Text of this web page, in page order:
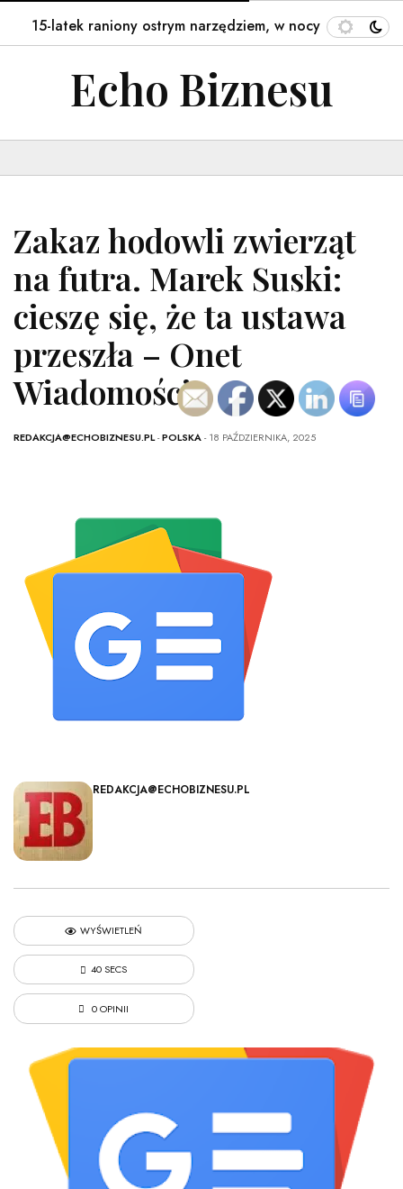
15-latek raniony ostrym narzędziem, w nocy przeszedł
Echo Biznesu
Zakaz hodowli zwierząt
na futra. Marek Suski:
cieszę się, że ta ustawa
przeszła – Onet
Wiadomości
REDAKCJA@ECHOBIZNESU.PL-POLSKA- 18 PAŹDZIERNIKA, 2025
REDAKCJA@ECHOBIZNESU.PL
WYŚWIETLEŃ
40 SECS
0 OPINII